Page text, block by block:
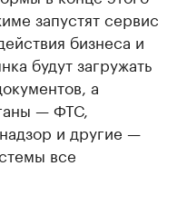
запустят сервис
бизнеса и
будут загружать
а
— ФТС,
и другие —
все